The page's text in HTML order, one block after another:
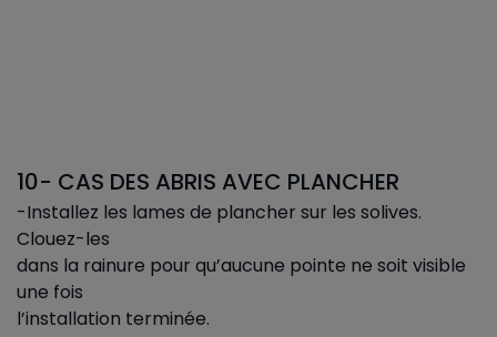
10- CAS DES ABRIS AVEC PLANCHER
-Installez les lames de plancher sur les solives.
Clouez-les
dans la rainure pour qu’aucune pointe ne soit visible
une fois
l’installation terminée.